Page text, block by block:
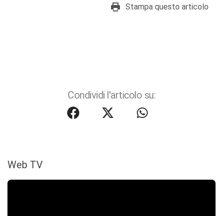
Stampa questo articolo
Condividi l'articolo su:
Web TV